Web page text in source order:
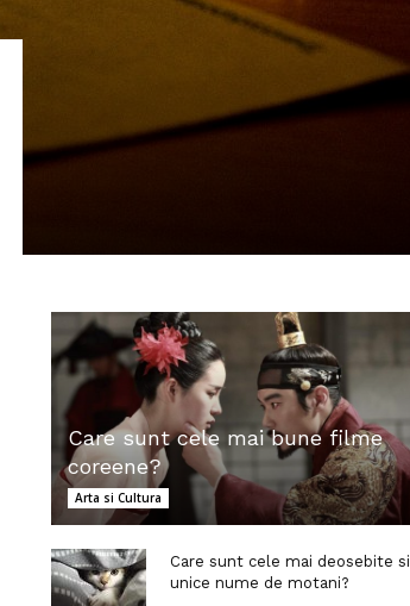
Care sunt cele mai bune filme
coreene?
Arta si Cultura
Care sunt cele mai deosebite si
unice nume de motani?